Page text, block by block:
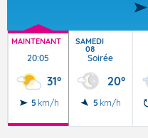
MAINTENANT
20:05
31°
5 km/h
SAMEDI
08
Soirée
20°
5 km/h